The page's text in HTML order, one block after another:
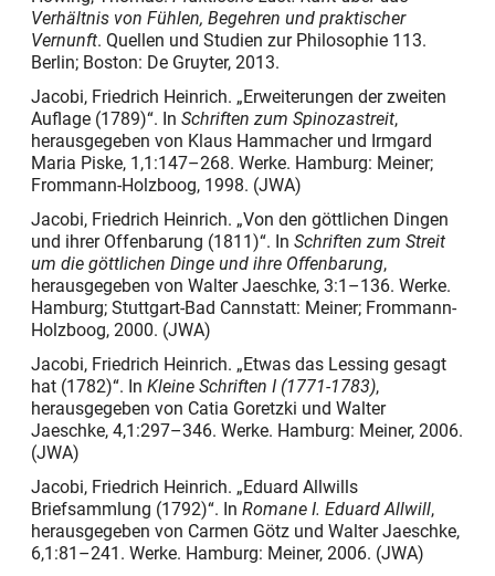
Verhältnis von Fühlen, Begehren und praktischer
Vernunft. Quellen und Studien zur Philosophie 113.
Berlin; Boston: De Gruyter, 2013.
Jacobi, Friedrich Heinrich. „Erweiterungen der zweiten
Auflage (1789)“. In Schriften zum Spinozastreit,
herausgegeben von Klaus Hammacher und Irmgard
Maria Piske, 1,1:147–268. Werke. Hamburg: Meiner;
Frommann-Holzboog, 1998. (JWA)
Jacobi, Friedrich Heinrich. „Von den göttlichen Dingen
und ihrer Offenbarung (1811)“. In Schriften zum Streit
um die göttlichen Dinge und ihre Offenbarung,
herausgegeben von Walter Jaeschke, 3:1–136. Werke.
Hamburg; Stuttgart-Bad Cannstatt: Meiner; Frommann-
Holzboog, 2000. (JWA)
Jacobi, Friedrich Heinrich. „Etwas das Lessing gesagt
hat (1782)“. In Kleine Schriften I (1771-1783),
herausgegeben von Catia Goretzki und Walter
Jaeschke, 4,1:297–346. Werke. Hamburg: Meiner, 2006.
(JWA)
Jacobi, Friedrich Heinrich. „Eduard Allwills
Briefsammlung (1792)“. In Romane I. Eduard Allwill,
herausgegeben von Carmen Götz und Walter Jaeschke,
6,1:81–241. Werke. Hamburg: Meiner, 2006. (JWA)